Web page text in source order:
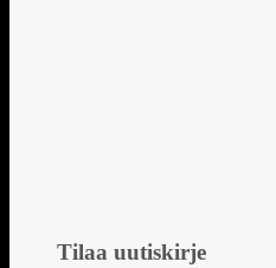
Tilaa uutiskirje